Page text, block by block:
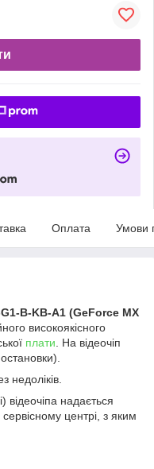
Оплата Умови
B-KB-A1 (GeForce MX
високоякісного
плати . На відеочіп
недоліків.
відеочіпа надається
центрі, з яким